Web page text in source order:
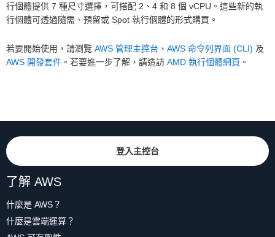
行個體提供 7 種尺寸選擇，可搭配 2、4 和 8 個 vCPU。這些新的執
行個體可透過隨需、預留或 Spot 執行個體的形式購買。
若要開始使用，請瀏覽 AWS 管理主控台 、 AWS 命令列界面 (CLI) 及
AWS 開發套件 。若要進一步了解，請造訪 AMD 執行個體網頁 。
登入主控台
了解 AWS
什麼是 AWS？
什麼是雲端運算？